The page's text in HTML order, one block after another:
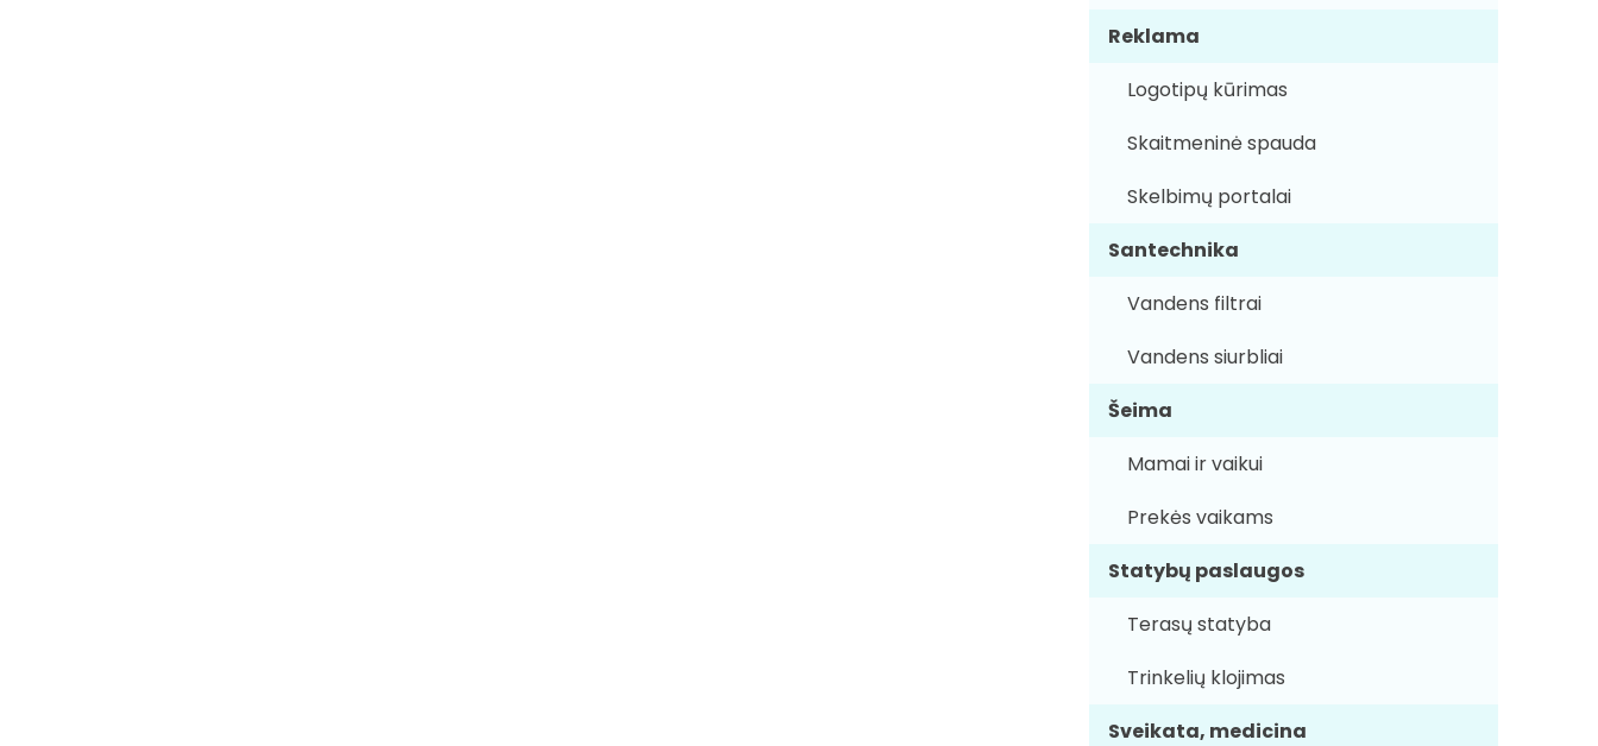
Reklama
Logotipų kūrimas
Skaitmeninė spauda
Skelbimų portalai
Santechnika
Vandens filtrai
Vandens siurbliai
Šeima
Mamai ir vaikui
Prekės vaikams
Statybų paslaugos
Terasų statyba
Trinkelių klojimas
Sveikata, medicina